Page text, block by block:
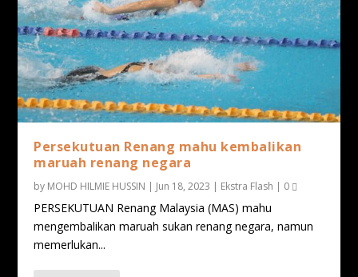
Persekutuan Renang mahu kembalikan
maruah renang negara
by MOHD HILMIE HUSSIN | Jun 18, 2023 | Ekstra Flash | 0
PERSEKUTUAN Renang Malaysia (MAS) mahu
mengembalikan maruah sukan renang negara, namun
memerlukan...